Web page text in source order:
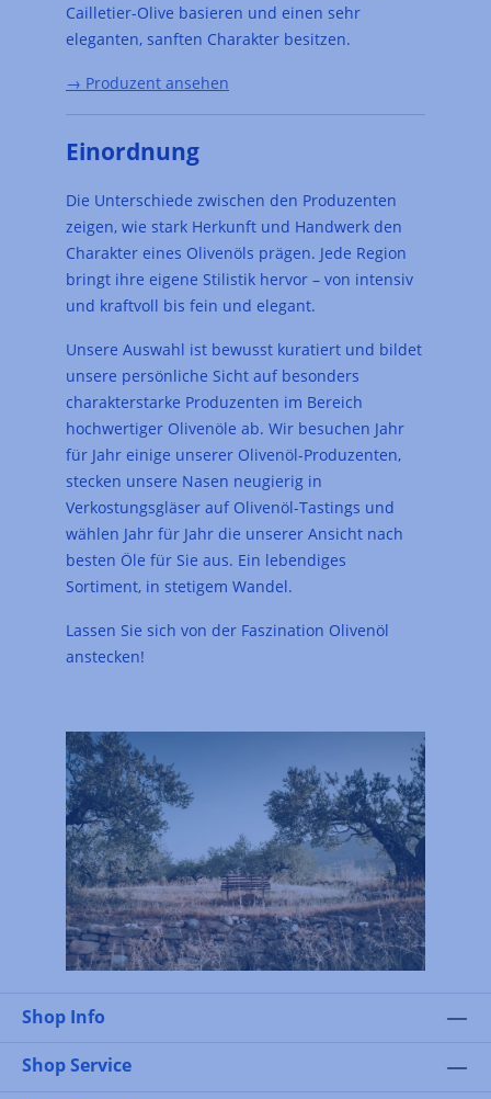
Cailletier-Olive basieren und einen sehr
eleganten, sanften Charakter besitzen.
→ Produzent ansehen
Einordnung
Die Unterschiede zwischen den Produzenten
zeigen, wie stark Herkunft und Handwerk den
Charakter eines Olivenöls prägen. Jede Region
bringt ihre eigene Stilistik hervor – von intensiv
und kraftvoll bis fein und elegant.
Unsere Auswahl ist bewusst kuratiert und bildet
unsere persönliche Sicht auf besonders
charakterstarke Produzenten im Bereich
hochwertiger Olivenöle ab. Wir besuchen Jahr
für Jahr einige unserer Olivenöl-Produzenten,
stecken unsere Nasen neugierig in
Verkostungsgläser auf Olivenöl-Tastings und
wählen Jahr für Jahr die unserer Ansicht nach
besten Öle für Sie aus. Ein lebendiges
Sortiment, in stetigem Wandel.
Lassen Sie sich von der Faszination Olivenöl
anstecken!
Shop Info
Shop Service